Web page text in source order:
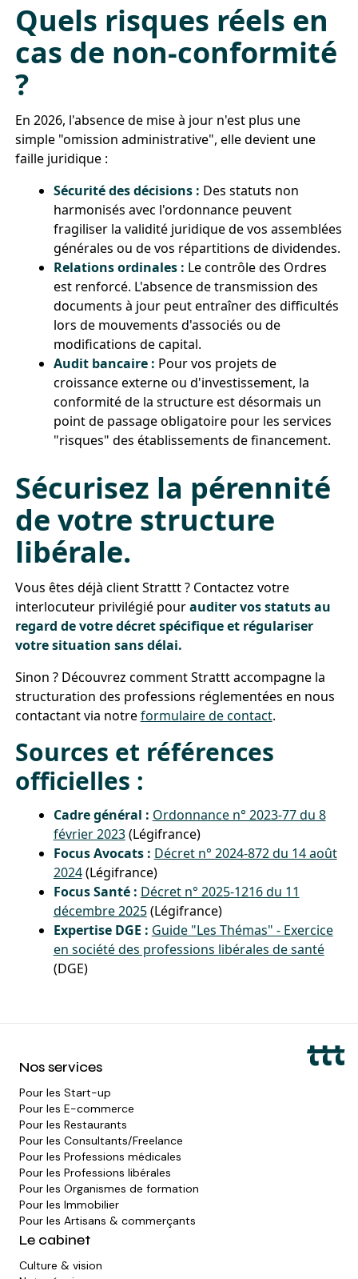
Quels risques réels en
cas de non-conformité
?
En 2026, l'absence de mise à jour n'est plus une
simple "omission administrative", elle devient une
faille juridique :
Sécurité des décisions : Des statuts non
harmonisés avec l'ordonnance peuvent
fragiliser la validité juridique de vos assemblées
générales ou de vos répartitions de dividendes.
Relations ordinales : Le contrôle des Ordres
est renforcé. L'absence de transmission des
documents à jour peut entraîner des difficultés
lors de mouvements d'associés ou de
modifications de capital.
Audit bancaire : Pour vos projets de
croissance externe ou d'investissement, la
conformité de la structure est désormais un
point de passage obligatoire pour les services
"risques" des établissements de financement.
Sécurisez la pérennité
de votre structure
libérale.
Vous êtes déjà client Strattt ? Contactez votre
interlocuteur privilégié pourauditer vos statuts au
regard de votre décret spécifique et régulariser
votre situation sans délai.
Sinon ? Découvrez comment Strattt accompagne la
structuration des professions réglementées en nous
contactant via notreformulaire de contact.
Sources et références
officielles :
Cadre général : Ordonnance n° 2023-77 du 8
février 2023(Légifrance)
Focus Avocats : Décret n° 2024-872 du 14 août
2024(Légifrance)
Focus Santé : Décret n° 2025-1216 du 11
décembre 2025(Légifrance)
Expertise DGE : Guide "Les Thémas" - Exercice
en société des professions libérales de santé
(DGE)
Nos services
Pour les Start-up
Pour les E-commerce
Pour les Restaurants
Pour les Consultants/Freelance
Pour les Professions médicales
Pour les Professions libérales
Pour les Organismes de formation
Pour les Immobilier
Pour les Artisans & commerçants
Le cabinet
Culture & vision